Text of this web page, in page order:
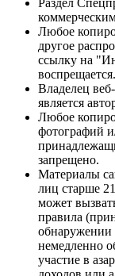
Раздел
Любое
другое
ссылку на
воспрещается.
Владелец
является
Любое
фотографий
запрещено.
Материалы
лиц старше
может
правила
обнаружении
немедленно
участие в